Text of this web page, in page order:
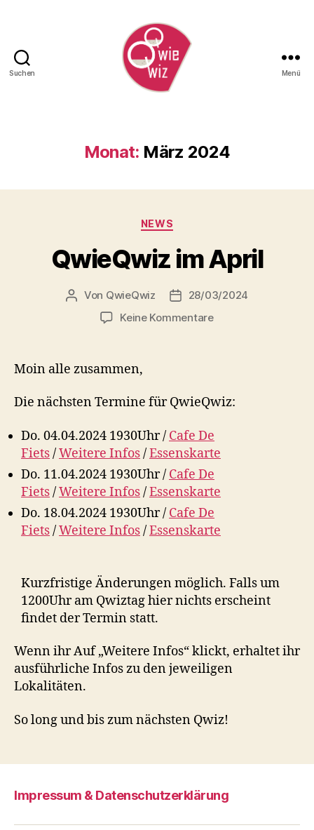
Suchen Menü
Monat: März 2024
Kategorien
NEWS
QwieQwiz im April
Beitragsautor
Von QwieQwiz Veröffentlichungsdatum
28/03/2024
Keine Kommentarezu
Moin alle zusammen,
Die nächsten Termine für QwieQwiz:
Do. 04.04.2024 1930Uhr / Cafe De
Fiets/Weitere Infos/Essenskarte
Do. 11.04.2024 1930Uhr / Cafe De
Fiets/Weitere Infos/Essenskarte
Do. 18.04.2024 1930Uhr / Cafe De
Fiets/Weitere Infos/Essenskarte
Kurzfristige Änderungen möglich. Falls um
1200Uhr am Qwiztag hier nichts erscheint
findet der Termin statt.
Wenn ihr Auf „Weitere Infos“ klickt, erhaltet ihr
ausführliche Infos zu den jeweiligen
Lokalitäten.
So long und bis zum nächsten Qwiz!
Impressum & Datenschutzerklärung